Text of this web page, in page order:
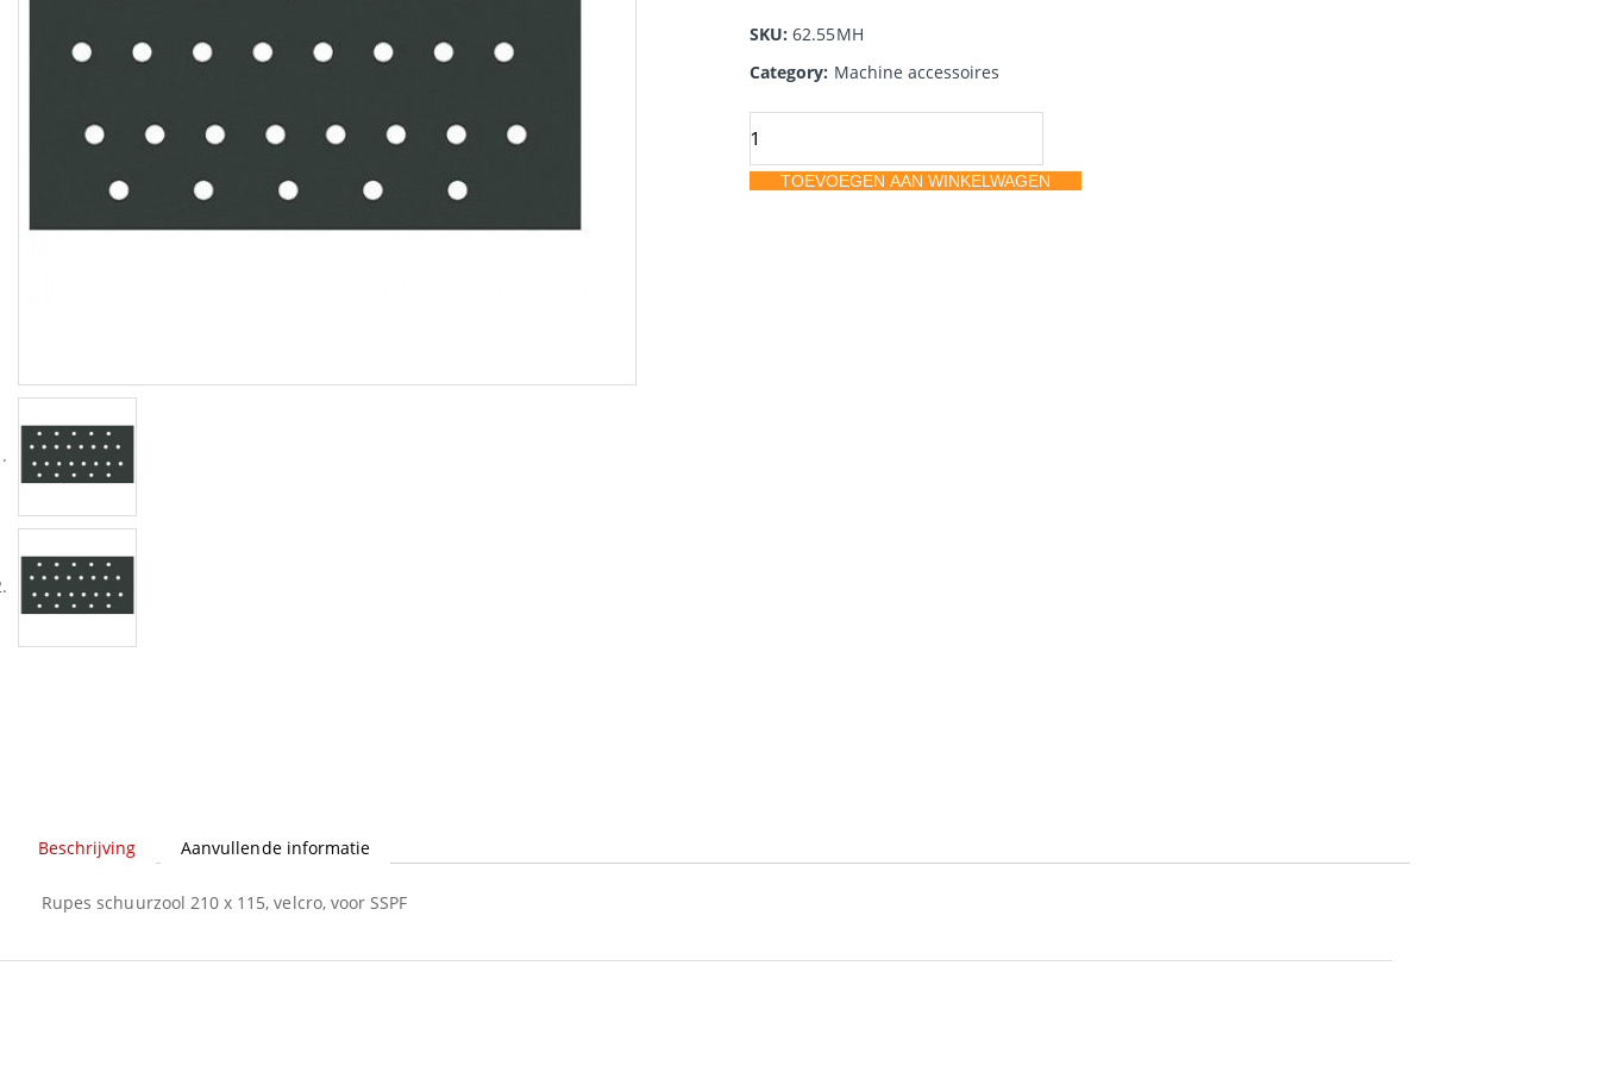
SKU:62.55MH
Category: Machine accessoires
210TOEVOEGEN AAN WINKELWAGEN
Beschrijving Aanvullende informatie
Rupes schuurzool 210 x 115, velcro, voor SSPF